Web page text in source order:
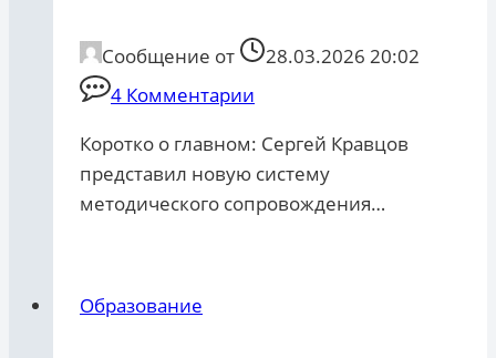
Сообщение от
28.03.2026 20:02
4 Комментарии
Коротко о главном: Сергей Кравцов
представил новую систему
методического сопровождения…
Образование